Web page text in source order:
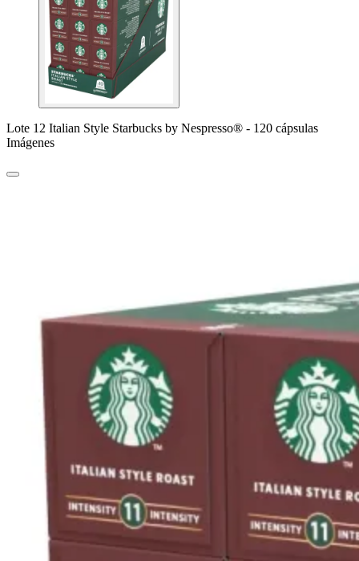
Lote 12 Italian Style Starbucks by Nespresso® - 120 cápsulas
Imágenes